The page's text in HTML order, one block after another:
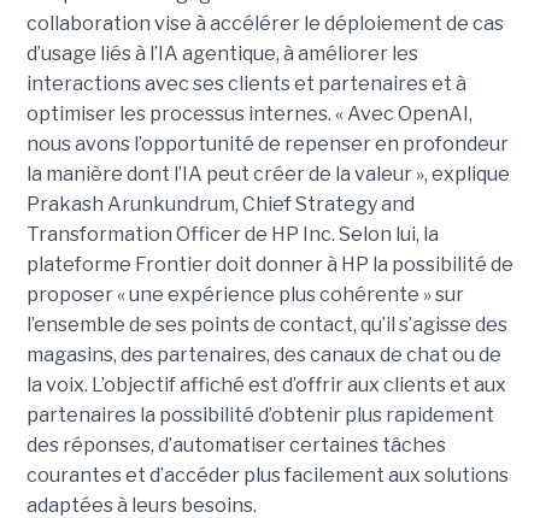
collaboration vise à accélérer le déploiement de cas
d’usage liés à l’IA agentique, à améliorer les
interactions avec ses clients et partenaires et à
optimiser les processus internes. « Avec OpenAI,
nous avons l’opportunité de repenser en profondeur
la manière dont l’IA peut créer de la valeur », explique
Prakash Arunkundrum, Chief Strategy and
Transformation Officer de HP Inc. Selon lui, la
plateforme Frontier doit donner à HP la possibilité de
proposer « une expérience plus cohérente » sur
l’ensemble de ses points de contact, qu’il s’agisse des
magasins, des partenaires, des canaux de chat ou de
la voix. L’objectif affiché est d’offrir aux clients et aux
partenaires la possibilité d’obtenir plus rapidement
des réponses, d’automatiser certaines tâches
courantes et d’accéder plus facilement aux solutions
adaptées à leurs besoins.